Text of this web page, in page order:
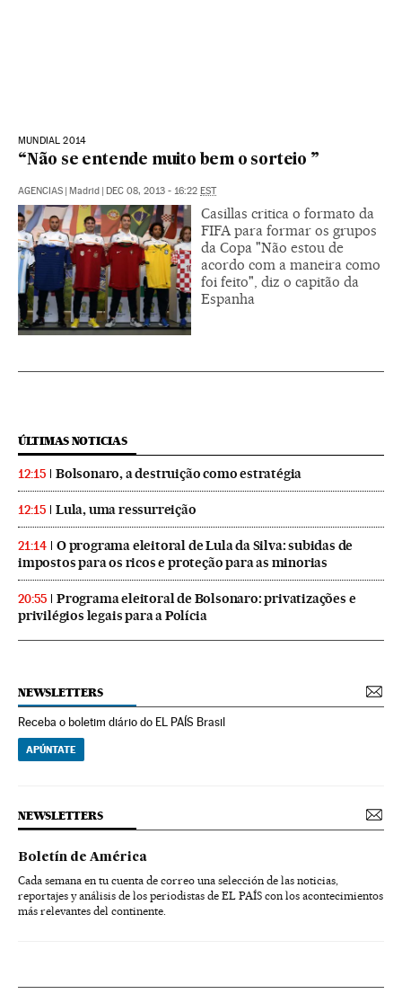
MUNDIAL 2014
“Não se entende muito bem o sorteio ”
AGENCIAS | Madrid | DEC 08, 2013 - 16:22 EST
Casillas critica o formato da
FIFA para formar os grupos
da Copa "Não estou de
acordo com a maneira como
foi feito", diz o capitão da
Espanha
ÚLTIMAS NOTICIAS
12:15 Bolsonaro, a destruição como estratégia
12:15 Lula, uma ressurreição
21:14
O programa eleitoral de Lula da Silva: subidas de
impostos para os ricos e proteção para as minorias
20:55
Programa eleitoral de Bolsonaro: privatizações e
privilégios legais para a Polícia
NEWSLETTERS
Receba o boletim diário do EL PAÍS Brasil
APÚNTATE
NEWSLETTERS
Boletín de América
Cada semana en tu cuenta de correo una selección de las noticias,
reportajes y análisis de los periodistas de EL PAÍS con los acontecimientos
más relevantes del continente.